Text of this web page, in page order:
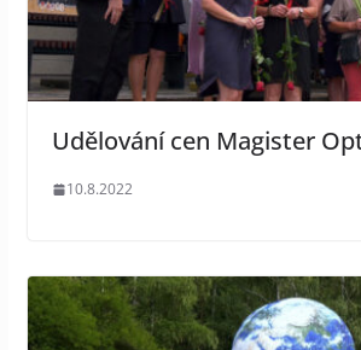
Udělování cen Magister
10.8.2022